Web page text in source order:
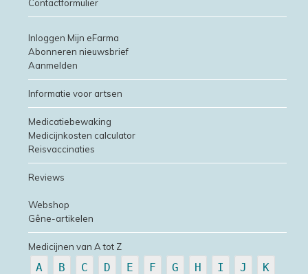
Contactformulier
Inloggen Mijn eFarma
Abonneren nieuwsbrief
Aanmelden
Informatie voor artsen
Medicatiebewaking
Medicijnkosten calculator
Reisvaccinaties
Reviews
Webshop
Gêne-artikelen
Medicijnen van A tot Z
A B C D E F G H I J K